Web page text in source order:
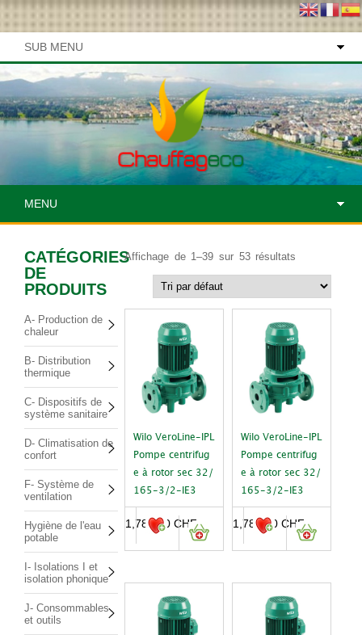
SUB MENU
MENU
CATÉGORIES
DE
PRODUITS
A- Production de
chaleur
B- Distribution
thermique
C- Dispositifs de
système sanitaire
D- Climatisation de
confort
F- Système de
ventilation
Hygiène de l'eau
potable
I- Isolations I et
isolation phonique
J- Consommables
et outils
Affichage de 1–39 sur 53 résultats
Wilo VeroLine-IPL
Pompe centrifug
e à rotor sec 32/
165-3/2-IE3
1,781.00CHF
Wilo VeroLine-IPL
Pompe centrifug
e à rotor sec 32/
165-3/2-IE3
1,781.00CHF